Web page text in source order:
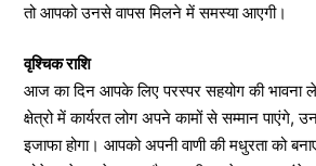
तो आपको उनसे वापस मिलने में समस्या आएगी।
वृश्चिक राशि
आज का दिन आपके लिए परस्पर सहयोग की भावना
क्षेत्रो में कार्यरत लोग अपने कामों से सम्मान पाएंगे,
इजाफा होगा। आपको अपनी वाणी की मधुरता को